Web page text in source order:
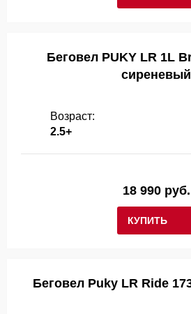
Беговел PUKY LR 1L
сиреневый
Возраст:
2.5+
КУПИТЬ
18 990 руб.
Беговел Puky LR Ride